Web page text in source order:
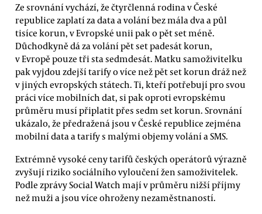
Ze srovnání vychází, že čtyrčlenná rodina v České
republice zaplatí za data a volání bez mála dva a půl
tisíce korun, v Evropské unii pak o pět set méně.
Důchodkyně dá za volání pět set padesát korun,
v Evropě pouze tři sta sedmdesát. Matku samoživitelku
pak vyjdou zdejší tarify o více než pět set korun dráž než
v jiných evropských státech. Ti, kteří potřebují pro svou
práci více mobilních dat, si pak oproti evropskému
průměru musí připlatit přes sedm set korun. Srovnání
ukázalo, že předražená jsou v České republice zejména
mobilní data a tarify s malými objemy volání a SMS.
Extrémně vysoké ceny tarifů českých operátorů výrazně
zvyšují riziko sociálního vyloučení žen samoživitelek.
Podle zprávy Social Watch mají v průměru nižší příjmy
než muži a jsou více ohroženy nezaměstnaností.